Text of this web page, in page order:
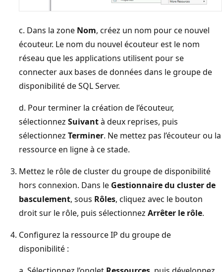
c. Dans la zone Nom, créez un nom pour ce nouvel
écouteur. Le nom du nouvel écouteur est le nom
réseau que les applications utilisent pour se
connecter aux bases de données dans le groupe de
disponibilité de SQL Server.
d. Pour terminer la création de l’écouteur,
sélectionnez Suivantà deux reprises, puis
sélectionnez Terminer. Ne mettez pas l’écouteur ou la
ressource en ligne à ce stade.
Mettez le rôle de cluster du groupe de disponibilité
hors connexion. Dans le Gestionnaire du cluster de
basculement, sous Rôles, cliquez avec le bouton
droit sur le rôle, puis sélectionnez Arrêter le rôle.
Configurez la ressource IP du groupe de
disponibilité :